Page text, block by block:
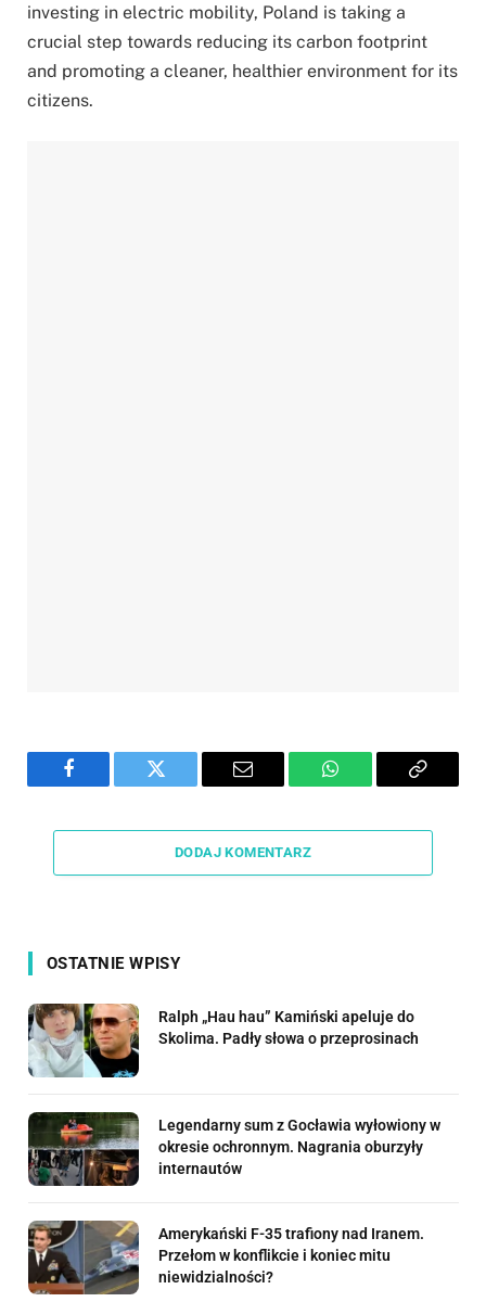
investing in electric mobility, Poland is taking a
crucial step towards reducing its carbon footprint
and promoting a cleaner, healthier environment for its
citizens.
Facebook Twitter Email WhatsAppCopy
DODAJ KOMENTARZ
OSTATNIE WPISY
Ralph „Hau hau” Kamiński apeluje do
Skolima. Padły słowa o przeprosinach
Legendarny sum z Gocławia wyłowiony w
okresie ochronnym. Nagrania oburzyły
internautów
Amerykański F-35 trafiony nad Iranem.
Przełom w konflikcie i koniec mitu
niewidzialności?